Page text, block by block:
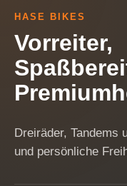
HASE BIKES
Vorreiter,
Dreiräder, Tandems
und persönliche